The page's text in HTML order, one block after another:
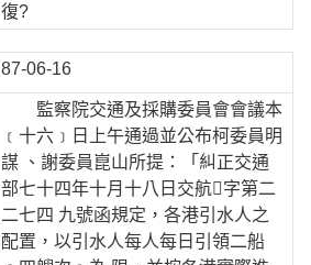
復?
87-06-16
監察院交通及採購委員會會議本
﹝十六﹞日上午通過並公布柯委員明
謀 、謝委員崑山所提：「糾正交通
部七十四年十月十八日交航字第二
二七四 九號函規定，各港引水人之
配置，以引水人每人每日引領二船